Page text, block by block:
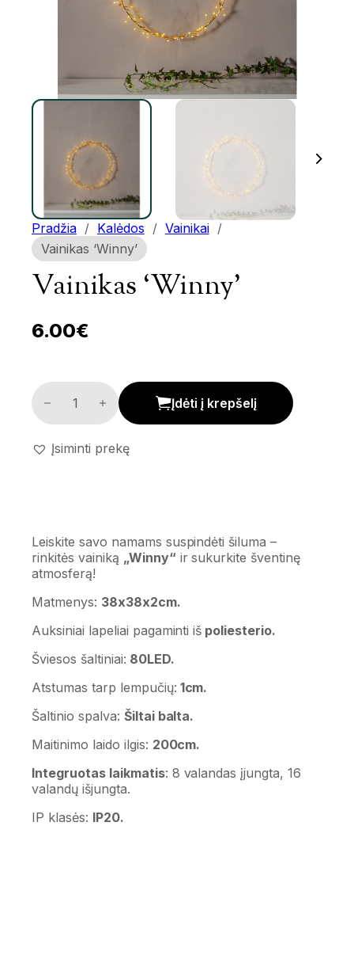
Pradžia / Kalėdos / Vainikai /
Vainikas ‘Winny’
Vainikas ‘Winny’
6.00€
Vainikas 'Winny' kiekis
Įdėti į krepšelį
Įsiminti prekę
Leiskite savo namams suspindėti šiluma –
rinkitės vainiką „Winny“ ir sukurkite šventinę
atmosferą!
Matmenys: 38x38x2cm.
Auksiniai lapeliai pagaminti iš poliesterio.
Šviesos šaltiniai: 80LED.
Atstumas tarp lempučių: 1cm.
Šaltinio spalva: Šiltai balta.
Maitinimo laido ilgis: 200cm.
Integruotas laikmatis: 8 valandas įjungta, 16
valandų išjungta.
IP klasės: IP20.